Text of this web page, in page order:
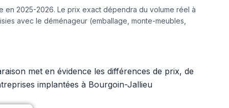
en 2025-2026. Le prix exact dépendra du volume réel à
avec le déménageur (emballage, monte-meubles,
met en évidence les différences de prix, de
implantées à Bourgoin-Jallieu